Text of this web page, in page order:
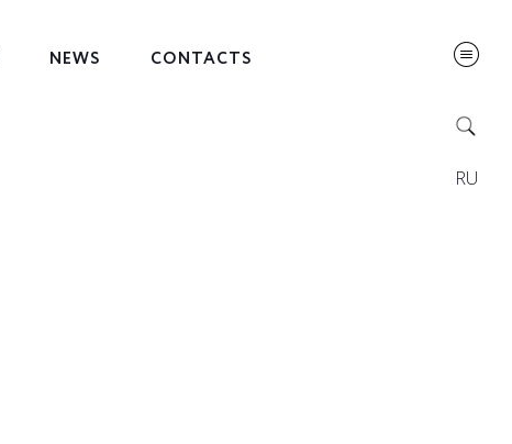
NEWS CONTACTS
RU